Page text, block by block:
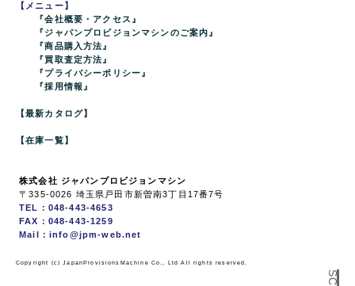
【メニュー】
『会社概要・アクセス』
『ジャパンプロビジョンマシンのご案内』
『商品購入方法』
『買取査定方法』
『プライバシーポリシー』
『採用情報』
【最新カタログ】
【在庫一覧】
株式会社 ジャパンプロビジョンマシン
〒335-0026 埼玉県戸田市新曽南3丁目17番7号
TEL：048-443-4653
FAX：048-443-1259
Mail：info@jpm-web.net
Copyright (c) JapanProvisionsMachine Co., Ltd All rights reserved.